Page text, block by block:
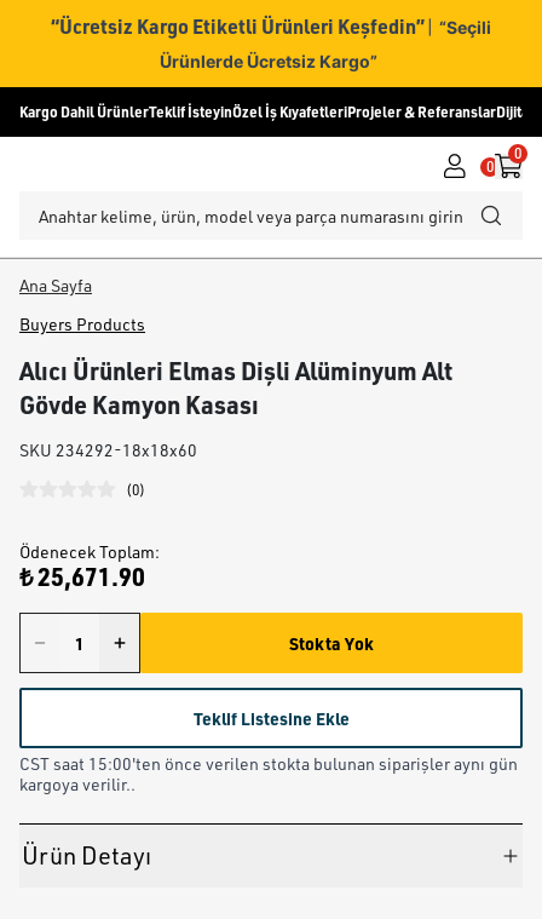
“Ücretsiz Kargo Etiketli Ürünleri Keşfedin” | “Seçili
Ürünlerde Ücretsiz Kargo”
Kargo Dahil ÜrünlerTeklif İsteyinÖzel İş KıyafetleriProjeler & ReferanslarDijital
0
0
Ana Sayfa
Buyers Products
Alıcı Ürünleri Elmas Dişli Alüminyum Alt
Gövde Kamyon Kasası
SKU 234292-18x18x60
(0)
Ödenecek Toplam:
₺ 25,671.90
Stokta Yok
Teklif Listesine Ekle
CST saat 15:00'ten önce verilen stokta bulunan siparişler aynı gün
kargoya verilir..
Ürün Detayı